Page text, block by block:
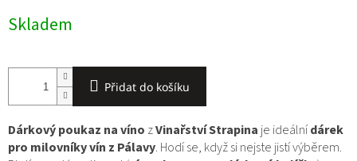
Měrná
cena:
Skladem
Přidat do košíku
Dárkový poukaz na víno zVinařství Strapina je ideálnídárek
pro milovníky vín z Pálavy. Hodí se, když si nejste jistí výběrem.